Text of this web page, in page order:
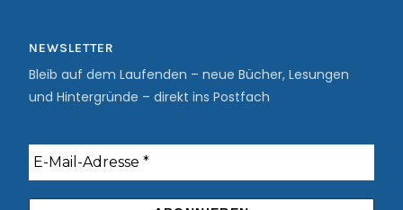
NEWSLETTER
Bleib auf dem Laufenden – neue Bücher, Lesungen
und Hintergründe – direkt ins Postfach